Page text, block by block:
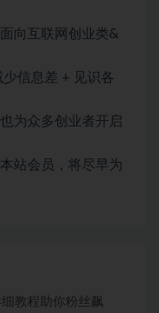
向互联网创业类&
信息差 + 见识各
为众多创业者开启
站会员，将尽早为
教程助你粉丝飙